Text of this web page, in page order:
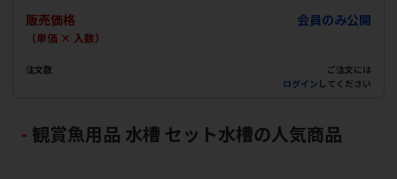
販売価格
（単価 × 入数）
会員のみ公開
注文数
ご注文には
ログイン してください
観賞魚用品 水槽 セット水槽の人気商品